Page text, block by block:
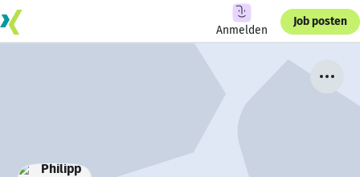
Anmelden
Job posten